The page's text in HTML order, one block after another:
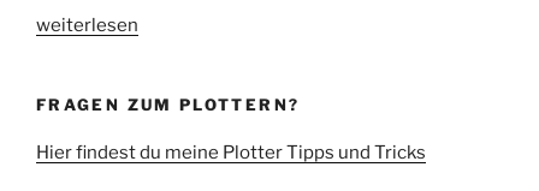
„Silhouette
Nachzeichnen
Tracing“
weiterlesen
FRAGEN ZUM PLOTTERN?
Hier findest du meine Plotter Tipps und Tricks